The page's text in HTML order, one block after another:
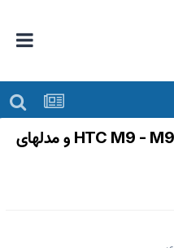
طریقه وایپ و فکتوری ریست HTC M9 - M9u و مدلهای